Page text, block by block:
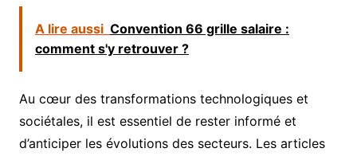
A lire aussi Convention 66 grille salaire :
comment s'y retrouver ?
Au cœur des transformations technologiques et
sociétales, il est essentiel de rester informé et
d’anticiper les évolutions des secteurs. Les articles